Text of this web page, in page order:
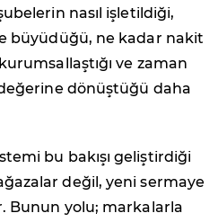
nasıl işletildiği,
büyüdüğü, ne kadar nakit
ve zaman
dönüştüğü daha
bu bakışı geliştirdiği
değil, yeni sermaye
Bunun yolu; markalarla